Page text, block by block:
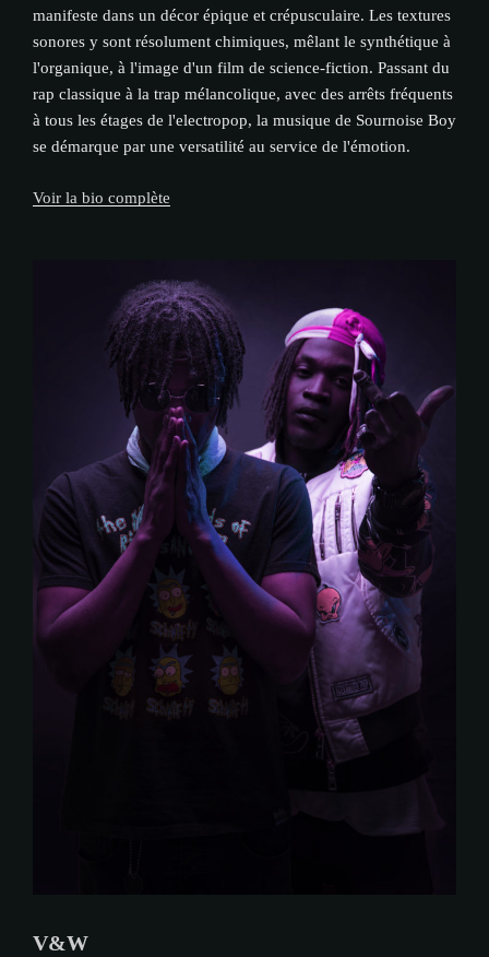
manifeste dans un décor épique et crépusculaire. Les textures
sonores y sont résolument chimiques, mêlant le synthétique à
l'organique, à l'image d'un film de science-fiction. Passant du
rap classique à la trap mélancolique, avec des arrêts fréquents
à tous les étages de l'electropop, la musique de Sournoise Boy
se démarque par une versatilité au service de l'émotion.
Voir la bio complète
V&W